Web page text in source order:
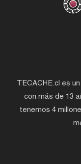
TECACHE.cl es
con más de 13
tenemos 4